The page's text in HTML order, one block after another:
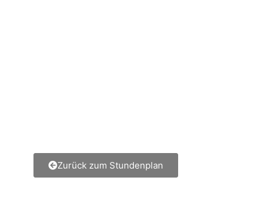
Zurück zum Stundenplan